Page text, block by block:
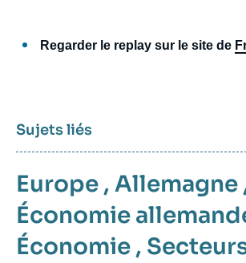
Regarder le replay sur le site de
Sujets liés
Europe , Allemagne
Économie
Économie ,